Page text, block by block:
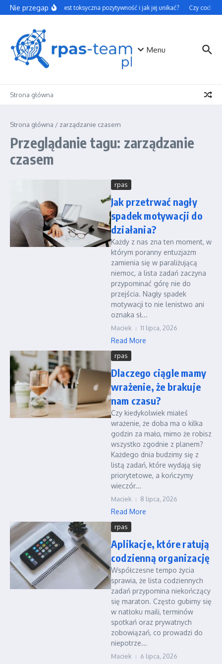
Przejdź do treści
Nie przegapCzym jest toksyczna pozytywność i jak jej unikać? Czy
Menu
Strona główna
Strona główna / zarządzanie czasem
Przeglądanie tagu: zarządzanie
czasem
rpas
Jak przetrwać nagły
spadek motywacji do
działania?
Każdy z nas zna ten moment, w
którym poranny entuzjazm
zamienia się w paraliżującą
niemoc, a lista zadań zaczyna
przypominać górę nie do
przejścia. Nagły spadek
motywacji to nie lenistwo ani
oznaka sł...
Maciek 11 lipca, 2026
Read More
rpas
Dlaczego ciągle mamy
wrażenie, że brakuje
nam czasu?
Czy kiedykolwiek miałeś
wrażenie, że doba ma o kilka
godzin za mało, mimo że robisz
wszystko zgodnie z planem?
Każdego dnia budzimy się z
listą zadań, które wydają się
priorytetowe, a kończymy
wieczór...
Maciek 8 lipca, 2026
Read More
rpas
Aplikacje, które ratują
codzienną organizację
Współczesne tempo życia
sprawia, że lista codziennych
zadań przypomina niekończący
się maraton. Często gubimy się
w natłoku maili, terminów
spotkań oraz prywatnych
zobowiązań, co prowadzi do
niepotrze...
Maciek 6 lipca, 2026